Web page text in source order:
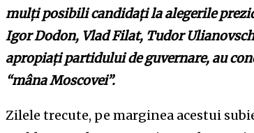
mulți posibili candidați la alegerile
Igor Dodon, Vlad Filat, Tudor
apropiați partidului de guvernare, au
“mâna Moscovei”.
Zilele trecute, pe marginea acestui